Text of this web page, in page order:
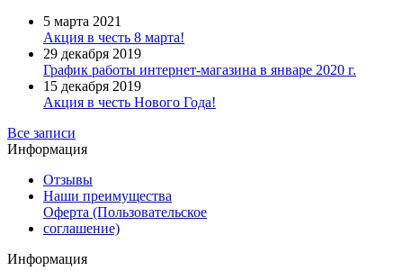
5 марта 2021
Акция в честь 8 марта!
29 декабря 2019
График работы интернет-магазина в январе 2020 г.
15 декабря 2019
Акция в честь Нового Года!
Все записи
Информация
Отзывы
Наши преимущества
Оферта (Пользовательское
соглашение)
Информация